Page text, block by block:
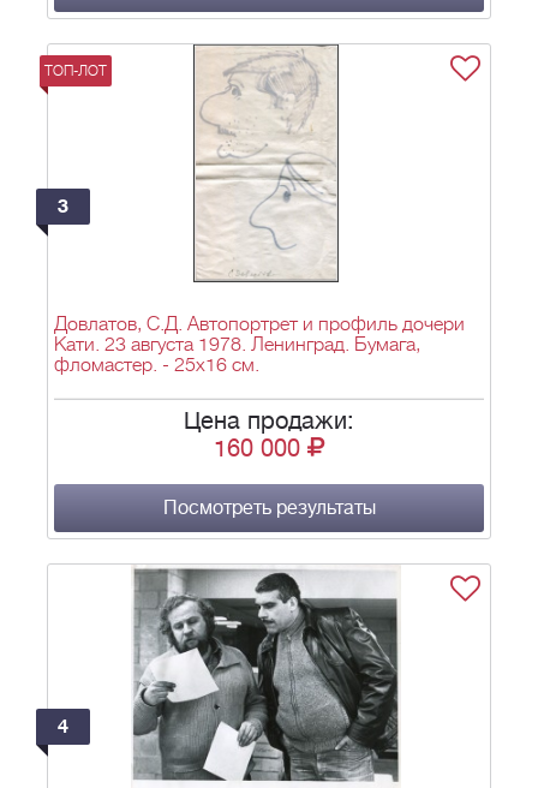
ТОП-ЛОТ
3
Довлатов, С.Д. Автопортрет и профиль дочери
Кати. 23 августа 1978. Ленинград. Бумага,
фломастер. - 25х16 см.
Цена продажи:
160 000
Посмотреть результаты
4